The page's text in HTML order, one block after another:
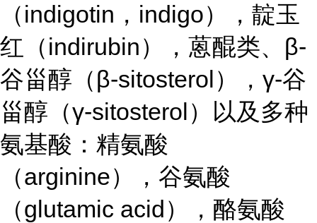
（indigotin，indigo），靛玉
红（indirubin），蒽醌类、β-
谷甾醇（β-sitosterol），γ-谷
甾醇（γ-sitosterol）以及多种
氨基酸：精氨酸
（arginine），谷氨酸
（glutamic acid），酪氨酸